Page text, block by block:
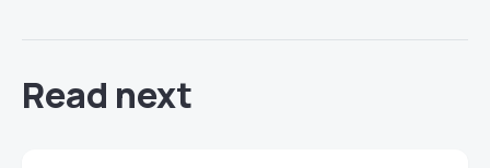
Read next